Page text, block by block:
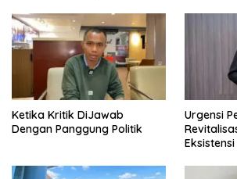
Pergub Larangan Beli BBM
Bersubsidi Bagi Penunggak
Pajak
Ketika Kritik DiJawab
Dengan Panggung Politik
Urgensi